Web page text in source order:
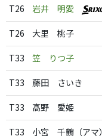
T26 岩井 明愛
T26 大里 桃子
T33 笠 りつ子
T33 藤田 さいき
T33 髙野 愛姫
T33 小宮 千鶴（アマ）